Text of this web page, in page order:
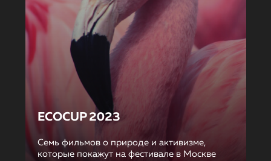
ECOCUP 2023
Семь фильмов о природе и активизме,
которые покажут на фестивале в Москве